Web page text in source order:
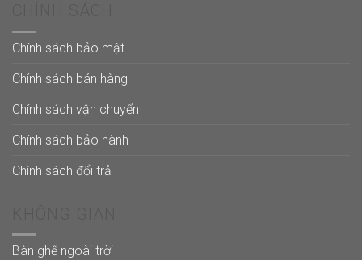
Chính sách bảo mật
Chính sách bán hàng
Chính sách vận chuyển
Chính sách bảo hành
Chính sách đổi trả
Bàn ghế ngoài trời